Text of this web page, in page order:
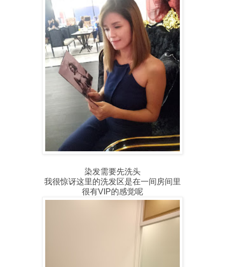
染发需要先洗头
我很惊讶这里的洗发区是在一间房间里
很有VIP的感觉呢